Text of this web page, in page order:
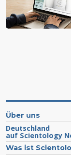
Über uns
Deutschland
auf Scientology
Was ist